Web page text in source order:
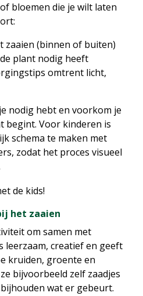
bloemen die je wilt laten
zaaien (binnen of buiten)
plant nodig heeft
omtrent licht,
nodig hebt en voorkom je
begint. Voor kinderen is
schema te maken met
zodat het proces visueel
het zaaien
om samen met
leerzaam, creatief en geeft
kruiden, groente en
bijvoorbeeld zelf zaadjes
wat er gebeurt.